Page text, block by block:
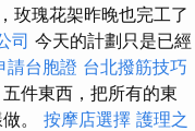
玫瑰花架昨晚也完工了
司 今天的計劃只是已經
請台胞證 台北撥筋技巧
件東西，把所有的東
。 按摩店選擇 護理之